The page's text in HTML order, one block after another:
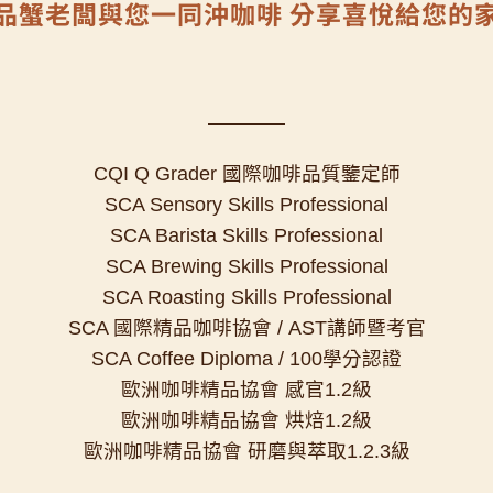
蟹老闆與您一同沖咖啡 分享喜悅給您的
CQI Q Grader 國際咖啡品質鑒定師
SCA Sensory Skills Professional
SCA Barista Skills Professional
SCA Brewing Skills Professional
SCA Roasting Skills Professional
SCA 國際精品咖啡協會 / AST講師暨考官
SCA Coffee Diploma / 100學分認證
歐洲咖啡精品協會 感官1.2級
歐洲咖啡精品協會 烘焙1.2級
歐洲咖啡精品協會 研磨與萃取1.2.3級